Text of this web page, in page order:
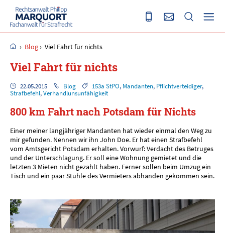
› Blog › Viel Fahrt für nichts
Viel Fahrt für nichts
22.05.2015 Blog 153a StPO, Mandanten, Pflichtverteidiger,
Strafbefehl,Verhandlunsunfähigkeit
800 km Fahrt nach Potsdam für Nichts
Einer meiner langjähriger Mandanten hat wieder einmal den Weg zu
mir gefunden. Nennen wir ihn John Doe. Er hat einen Strafbefehl
vom Amtsgericht Potsdam erhalten. Vorwurf: Verdacht des Betruges
und der Unterschlagung. Er soll eine Wohnung gemietet und die
letzten 3 Mieten nicht gezahlt haben. Ferner sollen beim Umzug ein
Tisch und ein paar Stühle des Vermieters abhanden gekommen sein.